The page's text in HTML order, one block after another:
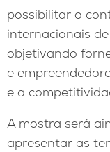
possibilitar o
internacionais
objetivando
e
e a
A mostra será
apresentar as